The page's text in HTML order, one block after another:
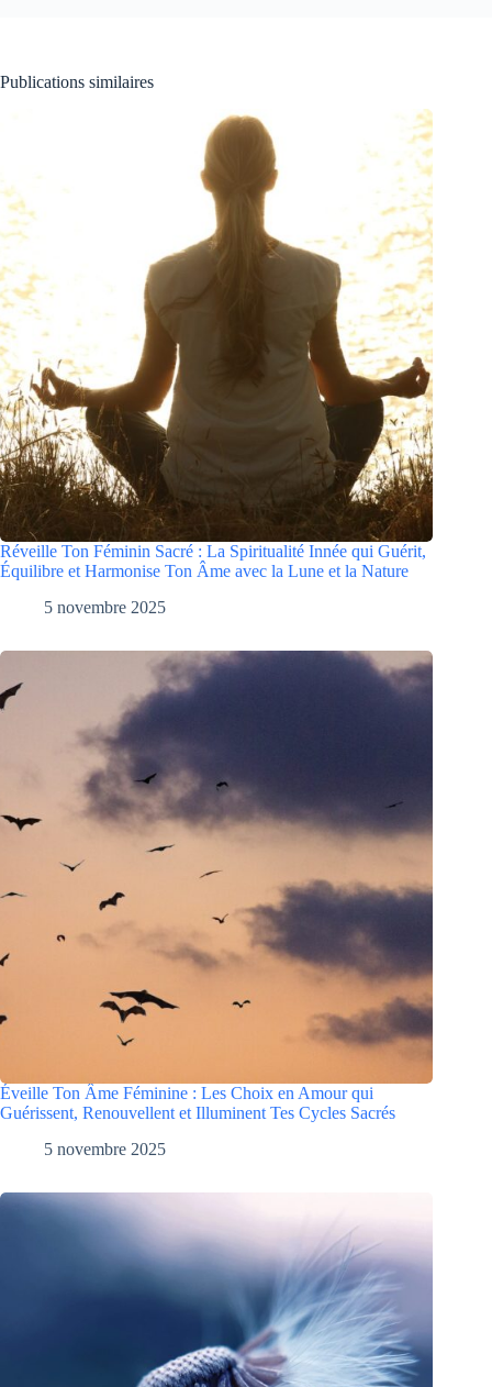
Publications similaires
Réveille Ton Féminin Sacré : La Spiritualité Innée qui Guérit,
Équilibre et Harmonise Ton Âme avec la Lune et la Nature
5 novembre 2025
Éveille Ton Âme Féminine : Les Choix en Amour qui
Guérissent, Renouvellent et Illuminent Tes Cycles Sacrés
5 novembre 2025